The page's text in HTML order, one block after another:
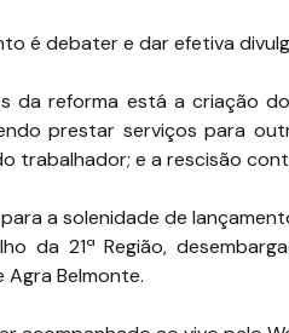
é debater e dar efetiva
da reforma está a criação
prestar serviços para
trabalhador; e a rescisão
a solenidade de
da 21ª Região,
Agra Belmonte.